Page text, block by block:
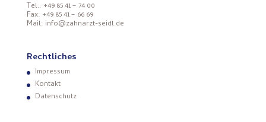
Tel.: +49 85 41 – 74 00
Fax: +49 85 41 – 66 69
Mail: info@zahnarzt-seidl.de
Rechtliches
Impressum
Kontakt
Datenschutz